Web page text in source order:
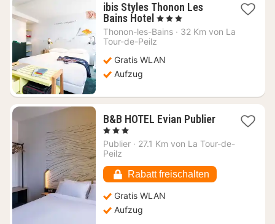
ibis Styles Thonon Les
Bains Hotel 1
Nacht
ab
€
, 3 Sterne
Thonon-les-Bains · 32 Km von La
Tour-de-Peilz
Gratis WLAN
Aufzug
B&B HOTEL Evian Publier1
ab
, 3 Sterne
Publier · 27.1 Km von La Tour-de-
Peilz
Rabatt freischalten
Gratis WLAN
Aufzug